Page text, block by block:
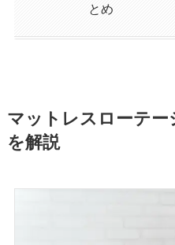
とめ
マットレスローテ
を解説